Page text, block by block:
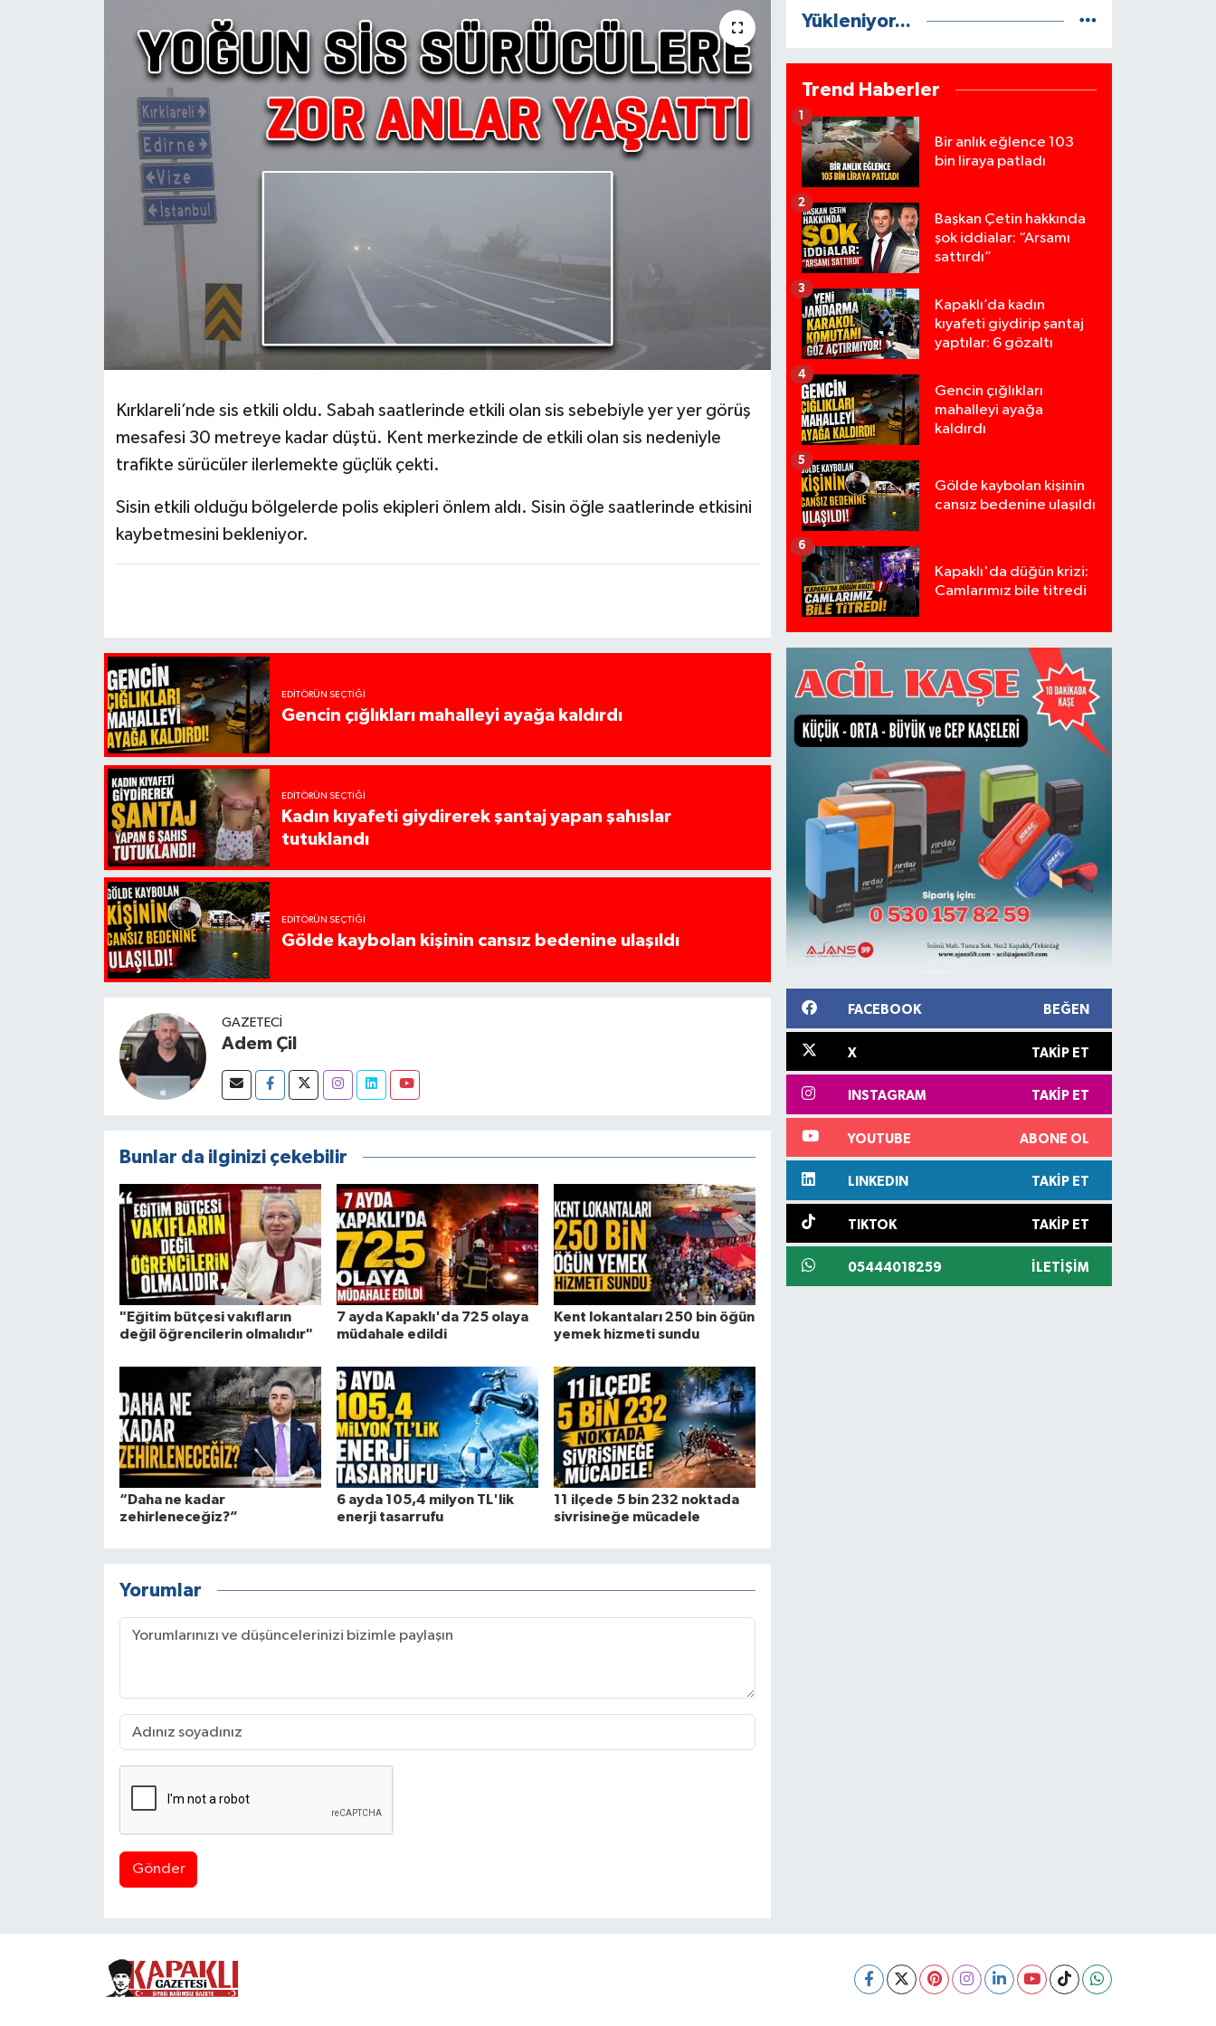
Kırklareli’nde sis etkili oldu. Sabah saatlerinde etkili olan sis sebebiyle yer yer görüş
mesafesi 30 metreye kadar düştü. Kent merkezinde de etkili olan sis nedeniyle
trafikte sürücüler ilerlemekte güçlük çekti.
Sisin etkili olduğu bölgelerde polis ekipleri önlem aldı. Sisin öğle saatlerinde etkisini
kaybetmesini bekleniyor.
EDITÖRÜN SEÇTIĞI
Gencin çığlıkları mahalleyi ayağa kaldırdı
EDITÖRÜN SEÇTIĞI
Kadın kıyafeti giydirerek şantaj yapan şahıslar
tutuklandı
EDITÖRÜN SEÇTIĞI
Gölde kaybolan kişinin cansız bedenine ulaşıldı
GAZETECI
Adem Çil
Bunlar da ilginizi çekebilir
"Eğitim bütçesi vakıfların
değil öğrencilerin olmalıdır"
7 ayda Kapaklı'da 725 olaya
müdahale edildi
Kent lokantaları 250 bin öğün
yemek hizmeti sundu
“Daha ne kadar
zehirleneceğiz?”
6 ayda 105,4 milyon TL'lik
enerji tasarrufu
11 ilçede 5 bin 232 noktada
sivrisineğe mücadele
Yorumlar
Gönder
Yükleniyor...
Trend Haberler
Bir anlık eğlence 103
bin liraya patladı
Başkan Çetin hakkında
şok iddialar: “Arsamı
sattırdı”
2
Kapaklı’da kadın
kıyafeti giydirip şantaj
yaptılar: 6 gözaltı
3
Gencin çığlıkları
mahalleyi ayağa
kaldırdı
4
Gölde kaybolan kişinin
cansız bedenine ulaşıldı
5
Kapaklı'da düğün krizi:
Camlarımız bile titredi
6
FACEBOOK BEĞEN
X TAKIP ET
INSTAGRAM TAKIP ET
YOUTUBE ABONE OL
LINKEDIN TAKIP ET
TIKTOK TAKIP ET
05444018259 İLETIŞIM